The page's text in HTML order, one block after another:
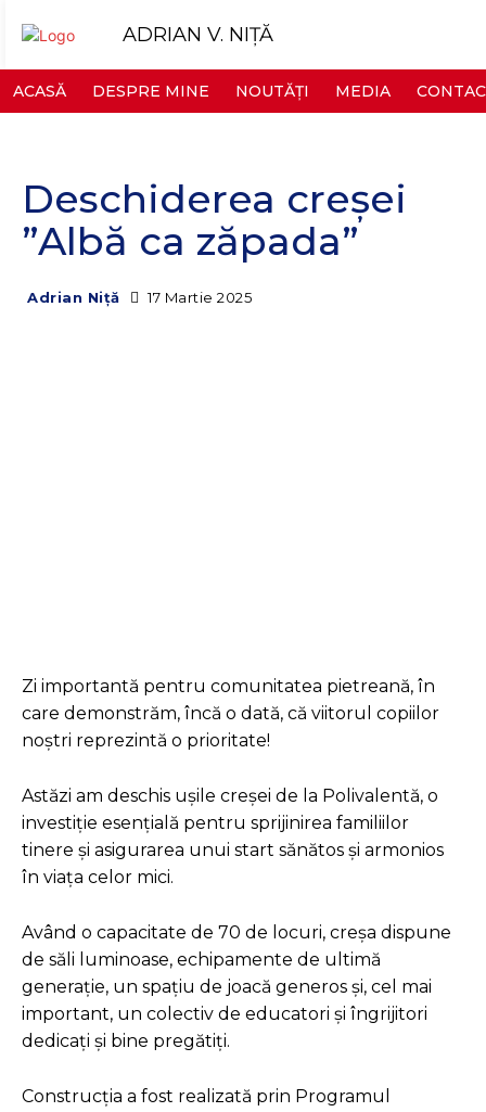
ADRIAN V. NIȚĂ
ACASĂ DESPRE MINE NOUTĂȚI MEDIA
Deschiderea creșei
”Albă ca zăpada”
Adrian Niță 17 Martie 2025
Zi importantă pentru comunitatea pietreană, în
care demonstrăm, încă o dată, că viitorul copiilor
noștri reprezintă o prioritate!
Astăzi am deschis ușile creșei de la Polivalentă, o
investiție esențială pentru sprijinirea familiilor
tinere și asigurarea unui start sănătos și armonios
în viața celor mici.
Având o capacitate de 70 de locuri, creșa dispune
de săli luminoase, echipamente de ultimă
generație, un spațiu de joacă generos și, cel mai
important, un colectiv de educatori și îngrijitori
dedicați și bine pregătiți.
Construcția a fost realizată prin Programul